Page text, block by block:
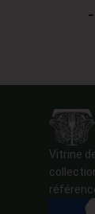
Vitrine